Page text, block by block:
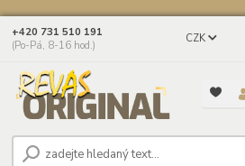
CZK
+420 731 510 191
(Po-Pá, 8-16 hod.)